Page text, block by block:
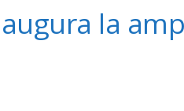
la